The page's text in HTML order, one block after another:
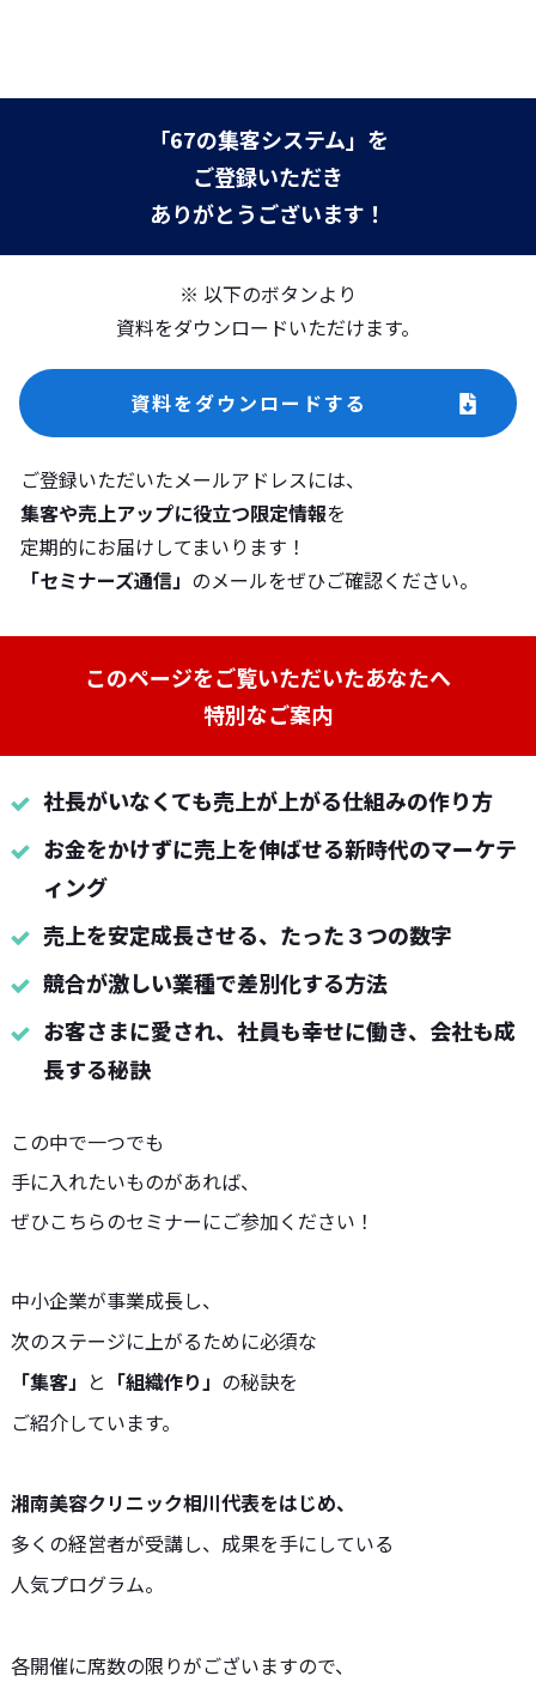
「67の集客システム」を
ご登録いただき
ありがとうございます！
※ 以下のボタンより
資料をダウンロードいただけます。
資料をダウンロードする
ご登録いただいたメールアドレスには、
集客や売上アップに役立つ限定情報を
定期的にお届けしてまいります！
「セミナーズ通信」 のメールをぜひご確認ください。
このページをご覧いただいたあなたへ
特別なご案内
社長がいなくても売上が上がる仕組みの作り方
お金をかけずに売上を伸ばせる新時代のマーケテ
ィング
売上を安定成長させる、たった３つの数字
競合が激しい業種で差別化する方法
お客さまに愛され、社員も幸せに働き、会社も成
長する秘訣
この中で一つでも
手に入れたいものがあれば、
ぜひこちらのセミナーにご参加ください！
中小企業が事業成長し、
次のステージに上がるために必須な
「集客」 と 「組織作り」 の秘訣を
ご紹介しています。
湘南美容クリニック相川代表をはじめ、
多くの経営者が受講し、成果を手にしている
人気プログラム。
各開催に席数の限りがございますので、